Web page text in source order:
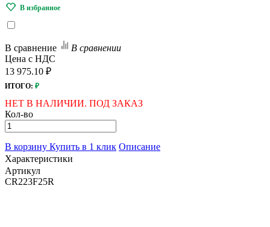
В сравнение
В сравнении
Цена с НДС
13 975.10 ₽
ИТОГО: ₽
НЕТ В НАЛИЧИИ. ПОД ЗАКАЗ
Кол-во
В корзину Купить в 1 клик Описание
Характеристики
Артикул
CR223F25R